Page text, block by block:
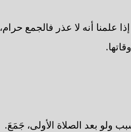
علمنا أنه لا عذر فالجمع حرام،
ولو بعد الصلاة الأولى، جَمَعَ.